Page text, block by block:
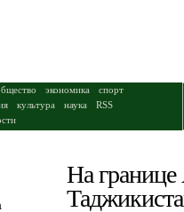
экономика
спорт
культура наука
RSS
На границе